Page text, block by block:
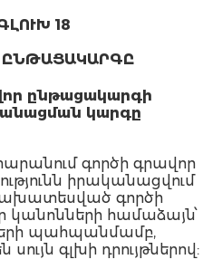
18
ընթացակարգի
կարգը
գործի գրավոր
իրականացվում
նախատեսված գործի
կանոնների համաձայն՝
պահպանմամբ,
գլխի դրույթներով: